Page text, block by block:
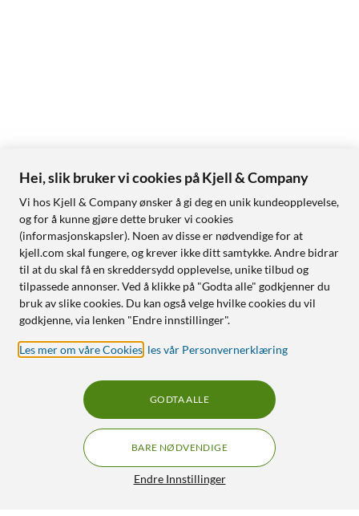
Hei, slik bruker vi cookies på Kjell & Company
Vi hos Kjell & Company ønsker å gi deg en unik kundeopplevelse,
og for å kunne gjøre dette bruker vi cookies
(informasjonskapsler). Noen av disse er nødvendige for at
kjell.com skal fungere, og krever ikke ditt samtykke. Andre bidrar
til at du skal få en skreddersydd opplevelse, unike tilbud og
tilpassede annonser. Ved å klikke på "Godta alle" godkjenner du
bruk av slike cookies. Du kan også velge hvilke cookies du vil
godkjenne, via lenken "Endre innstillinger".
Les mer om våre Cookies les vår Personvernerklæring
Endre Innstillinger
BARE NØDVENDIGE
GODTA ALLE